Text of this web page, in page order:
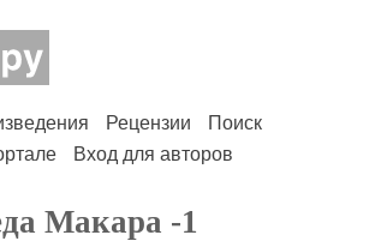
Рецензии
Поиск
Вход для авторов
Макара -1